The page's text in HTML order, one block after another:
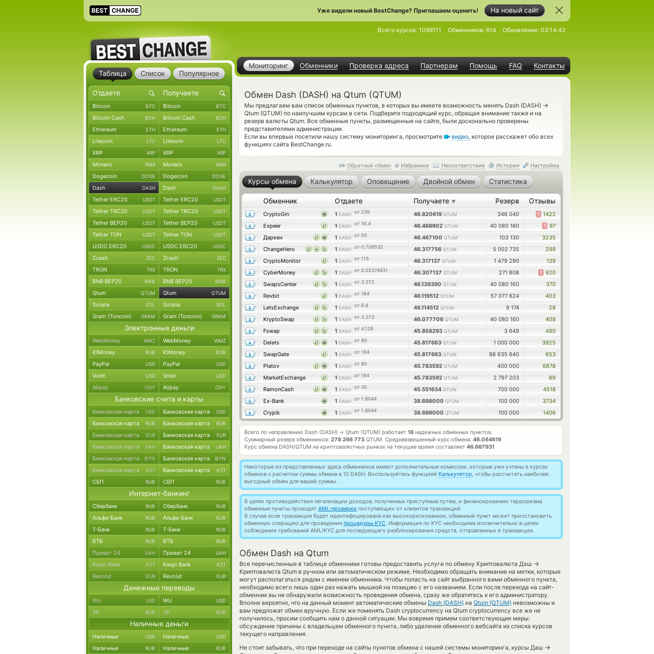
На новый сайт
Уже видели новый BestChange? Приглашаем оценить!
Мониторинг Обменники Проверка адреса Партнерам Помощь FAQ Контакты
Всего курсов: 1099111 Обменников: 614 Обновление: 03:14:42
Обмен Dash (DASH) на Qtum (QTUM)
Мы предлагаем вам список обменных пунктов, в которых вы имеете возможность менять Dash (DASH) →
Qtum (QTUM) по наилучшим курсам в сети. Подберите подходящий курс, обращая внимание также и на
резерв валюты Qtum. Все обменные пункты, размещенные на сайте, были досконально проверены
представителями администрации.
Если вы впервые посетили нашу систему мониторинга, просмотрите
видео, которое расскажет обо всех
функциях сайта BestChange.ru.
Обратный обмен Избранное Несоответствие История Настройка
Курсы обмена Калькулятор Оповещение Двойной обмен Статистика
Обменник Отдаете Получаете ▼ Резерв Отзывы
CryptoGin 1 DASH от 239 46.820619 QTUM 346 040 1 1422
Expeer
1 DASH от 16.4 46.468902 QTUM 40 080 160 1 97
Даркен
1 DASH от 50 46.467100 QTUM 103 130
3235
ChangeHero
1 DASH от 0.708532 46.317756 QTUM 5 002 735
299
CryptoMonitor
1 DASH от 115 46.317137 QTUM 1 479 290
139
CyberMoney
1 DASH от 0.02374931 46.307137 QTUM 271 808 1 920
SwapsCenter
1 DASH от 3.272 46.139390 QTUM 40 080 160
370
Revbit
1 DASH от 164 46.119512 QTUM 57 077 624
403
LetsExchange
1 DASH от 6.6 46.114512 QTUM 9 174
28
KryptoSwap
1 DASH от 3.273 46.077706 QTUM 40 080 160
408
Fswap
1 DASH от 4.128 45.858293 QTUM 3 649
490
Delets
1 DASH от 60 45.817663 QTUM 1 000 000
3925
SwapGate
1 DASH от 164 45.817663 QTUM 88 635 640
653
Platov
1 DASH от 80 45.783592 QTUM 400 000
6878
MarketExchange
1 DASH от 164 45.783592 QTUM 2 797 203
89
RamonCash
1 DASH от 30 45.551634 QTUM 700 000
4518
Ex-Bank
1 DASH от 1.8044 38.698000 QTUM 100 000
3734
Crypik
1 DASH от 1.8044 38.698000 QTUM 100 000 1406
Всего по направлению Dash (DASH) → Qtum (QTUM) работает 18 надежных обменных пунктов.
Суммарный резерв обменников: 278 266 773 QTUM. Средневзвешенный курс обмена: 46.064619
Курс обмена DASH/QTUM на криптовалютных рынках на текущее время составляет 46.667931
Некоторые из представленных здесь обменников имеют дополнительные комиссии, которые уже учтены в курсах
обменов с расчетом суммы обмена в 10 DASH. Воспользуйтесь функцией Калькулятор, чтобы рассчитать наиболее
выгодный обмен для вашей суммы.
В целях противодействия легализации доходов, полученных преступным путем, и финансированию терроризма
обменные пункты проводят AML-проверки поступающих от клиентов транзакций.
В случае если транзакция будет идентифицирована как высокорискованная, обменный пункт может приостановить
обменную операцию для проведения процедуры KYC. Информация по KYC необходима исключительно в целях
соблюдения требований AML/KYC для последующего разблокирования средств, отправленных в транзакции.
Обмен Dash на Qtum
Все перечисленные в таблице обменники готовы предоставить услуги по обмену Криптовалюта Дэш →
Криптовалюта Qtum в ручном или автоматическом режиме. Необходимо обращать внимание на метки, которые
могут располагаться рядом с именем обменника. Чтобы попасть на сайт выбранного вами обменного пункта,
необходимо всего лишь один раз нажать мышкой на позицию с его названием. Если после перехода на сайт-
обменник вы не обнаружили возможность проведения обмена, сразу же обратитесь к его администратору.
Вполне вероятно, что на данный момент автоматические обмены Dash (DASH) на Qtum (QTUM) невозможны и
вам предложат обмен вручную. Если же поменять Dash cryptocurrency на Qtum cryptocurrency все же не
получилось, просим сообщить нам о данной ситуации. Мы вовремя примем соответствующие меры:
обсуждение причины с владельцем обменного пункта, либо удаление обменного вебсайта из списка курсов
текущего направления.
Не стоит забывать, что при переходе на сайты пунктов обмена с нашей системы мониторинга, курсы Даш →
Таблица Список Популярное
Bitcoin BTC Bitcoin BTC
Bitcoin Cash BCH Bitcoin Cash BCH
Ethereum ETH Ethereum ETH
Litecoin LTC Litecoin LTC
XRP XRP XRP XRP
Monero XMR Monero XMR
Dogecoin DOGE Dogecoin DOGE
Dash DASH Dash DASH
Tether ERC20 USDT Tether ERC20 USDT
Tether TRC20 USDT Tether TRC20 USDT
Tether BEP20 USDT Tether BEP20 USDT
Tether TON USDT Tether TON USDT
USDC ERC20 USDC USDC ERC20 USDC
Zcash ZEC Zcash ZEC
TRON TRX TRON TRX
BNB BEP20 BNB BNB BEP20 BNB
Qtum QTUM Qtum QTUM
Solana SOL Solana SOL
Gram (Toncoin) GRAM Gram (Toncoin) GRAM
Электронные деньги
WebMoney WMZ WebMoney WMZ
ЮMoney RUB ЮMoney RUB
PayPal USD PayPal USD
Volet USD Volet USD
Alipay CNY Alipay CNY
Банковские счета и карты
Банковская карта USD Банковская карта USD
Банковская карта RUB Банковская карта RUB
Банковская карта EUR Банковская карта EUR
Банковская карта UAH Банковская карта UAH
Банковская карта BYN Банковская карта BYN
Банковская карта KZT Банковская карта KZT
СБП RUB СБП RUB
Интернет-банкинг
Сбербанк RUB Сбербанк RUB
Альфа-Банк RUB Альфа-Банк RUB
Т-Банк RUB Т-Банк RUB
ВТБ RUB ВТБ RUB
Приват 24 UAH Приват 24 UAH
Kaspi Bank KZT Kaspi Bank KZT
Revolut EUR Revolut EUR
Денежные переводы
WU USD WU USD
ЗК RUB ЗК RUB
Наличные деньги
Наличные USD Наличные USD
Наличные RUB Наличные RUB